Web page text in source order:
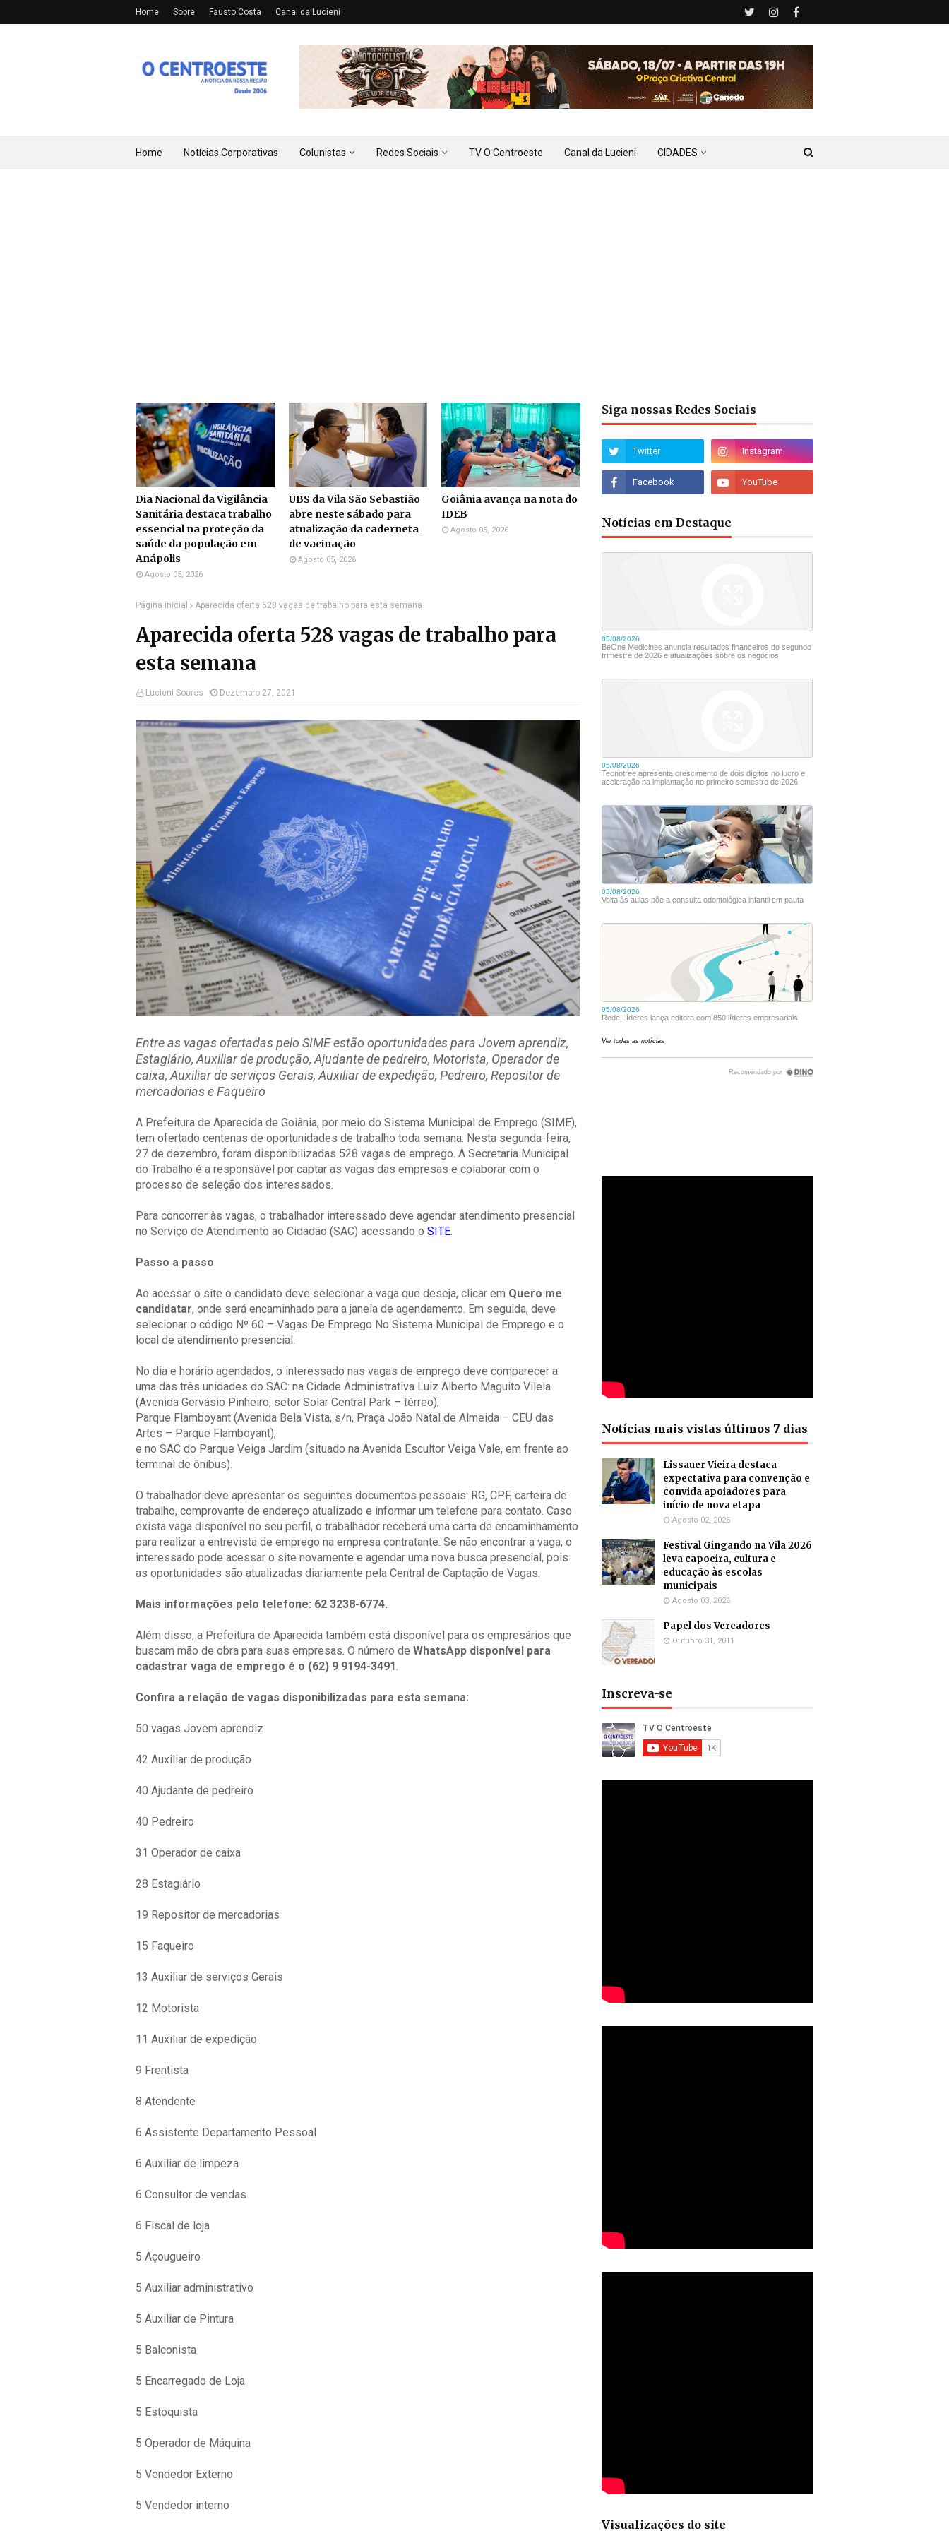
Home Sobre Fausto Costa Canal da Lucieni
Home Notícias Corporativas Colunistas Redes Sociais TV O Centroeste Canal da Lucieni CIDADES
Dia Nacional da Vigilância
Sanitária destaca trabalho
essencial na proteção da
saúde da população em
Anápolis
Agosto 05, 2026
UBS da Vila São Sebastião
abre neste sábado para
atualização da caderneta
de vacinação
Agosto 05, 2026
Goiânia avança na nota do
IDEB
Agosto 05, 2026
Página inicial Aparecida oferta 528 vagas de trabalho para esta semana
Aparecida oferta 528 vagas de trabalho para
esta semana
Lucieni Soares Dezembro 27, 2021
Entre as vagas ofertadas pelo SIME estão oportunidades para Jovem aprendiz,
Estagiário, Auxiliar de produção, Ajudante de pedreiro, Motorista, Operador de
caixa, Auxiliar de serviços Gerais, Auxiliar de expedição, Pedreiro, Repositor de
mercadorias e Faqueiro
A Prefeitura de Aparecida de Goiânia, por meio do Sistema Municipal de Emprego (SIME),
tem ofertado centenas de oportunidades de trabalho toda semana. Nesta segunda-feira,
27 de dezembro, foram disponibilizadas 528 vagas de emprego. A Secretaria Municipal
do Trabalho é a responsável por captar as vagas das empresas e colaborar com o
processo de seleção dos interessados.
Para concorrer às vagas, o trabalhador interessado deve agendar atendimento presencial
no Serviço de Atendimento ao Cidadão (SAC) acessando o SITE.
Passo a passo
Ao acessar o site o candidato deve selecionar a vaga que deseja, clicar em Quero me
candidatar, onde será encaminhado para a janela de agendamento. Em seguida, deve
selecionar o código Nº 60 – Vagas De Emprego No Sistema Municipal de Emprego e o
local de atendimento presencial.
No dia e horário agendados, o interessado nas vagas de emprego deve comparecer a
uma das três unidades do SAC: na Cidade Administrativa Luiz Alberto Maguito Vilela
(Avenida Gervásio Pinheiro, setor Solar Central Park – térreo);
Parque Flamboyant (Avenida Bela Vista, s/n, Praça João Natal de Almeida – CEU das
Artes – Parque Flamboyant);
e no SAC do Parque Veiga Jardim (situado na Avenida Escultor Veiga Vale, em frente ao
terminal de ônibus).
O trabalhador deve apresentar os seguintes documentos pessoais: RG, CPF, carteira de
trabalho, comprovante de endereço atualizado e informar um telefone para contato. Caso
exista vaga disponível no seu perfil, o trabalhador receberá uma carta de encaminhamento
para realizar a entrevista de emprego na empresa contratante. Se não encontrar a vaga, o
interessado pode acessar o site novamente e agendar uma nova busca presencial, pois
as oportunidades são atualizadas diariamente pela Central de Captação de Vagas.
Mais informações pelo telefone: 62 3238-6774.
Além disso, a Prefeitura de Aparecida também está disponível para os empresários que
buscam mão de obra para suas empresas. O número de WhatsApp disponível para
cadastrar vaga de emprego é o (62) 9 9194-3491.
Confira a relação de vagas disponibilizadas para esta semana:
50 vagas Jovem aprendiz
42 Auxiliar de produção
40 Ajudante de pedreiro
40 Pedreiro
31 Operador de caixa
28 Estagiário
19 Repositor de mercadorias
15 Faqueiro
13 Auxiliar de serviços Gerais
12 Motorista
11 Auxiliar de expedição
9 Frentista
8 Atendente
6 Assistente Departamento Pessoal
6 Auxiliar de limpeza
6 Consultor de vendas
6 Fiscal de loja
5 Açougueiro
5 Auxiliar administrativo
5 Auxiliar de Pintura
5 Balconista
5 Encarregado de Loja
5 Estoquista
5 Operador de Máquina
5 Vendedor Externo
5 Vendedor interno
Siga nossas Redes Sociais
Notícias em Destaque
Notícias mais vistas últimos 7 dias
Lissauer Vieira destaca
expectativa para convenção e
convida apoiadores para
início de nova etapa
Agosto 02, 2026
Festival Gingando na Vila 2026
leva capoeira, cultura e
educação às escolas
municipais
Agosto 03, 2026
Papel dos Vereadores
Outubro 31, 2011
Inscreva-se
Visualizações do site